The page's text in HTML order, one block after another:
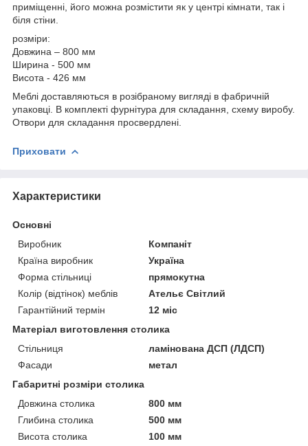
приміщенні, його можна розмістити як у центрі кімнати, так і
біля стіни.
розміри:
Довжина – 800 мм
Ширина - 500 мм
Висота - 426 мм
Меблі доставляються в розібраному вигляді в фабричній
упаковці. В комплекті фурнітура для складання, схему виробу.
Отвори для складання просвердлені.
Приховати
Характеристики
Основні
Виробник
Компаніт
Країна виробник
Україна
Форма стільниці
прямокутна
Колір (відтінок) меблів
Ательє Світлий
Гарантійний термін
12 міс
Матеріал виготовлення столика
Стільниця
ламінована ДСП (ЛДСП)
Фасади
метал
Габаритні розміри столика
Довжина столика
800 мм
Глибина столика
500 мм
Висота столика
100 мм